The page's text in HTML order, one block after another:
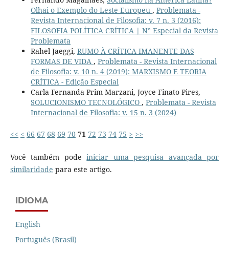
Olhai o Exemplo do Leste Europeu , Problemata -
Revista Internacional de Filosofia: v. 7 n. 3 (2016):
FILOSOFIA POLÍTICA CRÍTICA | N° Especial da Revista
Problemata
Rahel Jaeggi, RUMO À CRÍTICA IMANENTE DAS
FORMAS DE VIDA , Problemata - Revista Internacional
de Filosofia: v. 10 n. 4 (2019): MARXISMO E TEORIA
CRÍTICA - Edição Especial
Carla Fernanda Prim Marzani, Joyce Finato Pires,
SOLUCIONISMO TECNOLÓGICO , Problemata - Revista
Internacional de Filosofia: v. 15 n. 3 (2024)
<< < 66 67 68 69 70 71 72 73 74 75 > >>
Você também podeiniciar uma pesquisa avançada por
similaridade para este artigo.
IDIOMA
English
Português (Brasil)